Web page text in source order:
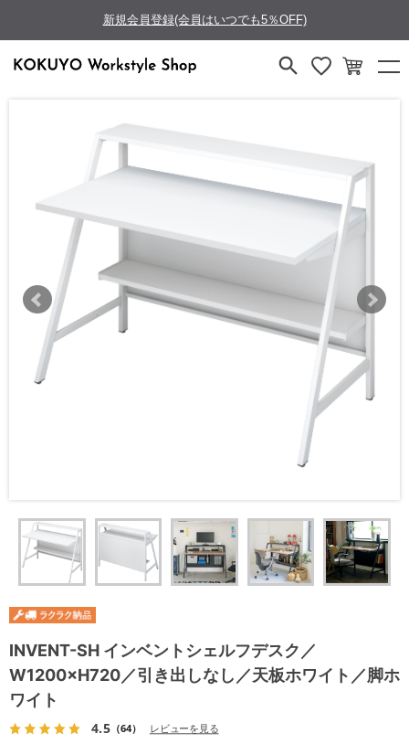
新規会員登録(会員はいつでも5％OFF)
INVENT-SH インベントシェルフデスク／
W1200×H720／引き出しなし／天板ホワイト／脚ホ
ワイト
4.5（64） レビューを見る